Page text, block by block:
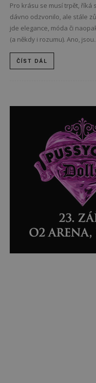
Pro krásu se musí trpět, říká
dávno odzvonilo, ale stále
jde elegance, móda či
(a někdy i rozumu). Ano,
ČÍST DÁL